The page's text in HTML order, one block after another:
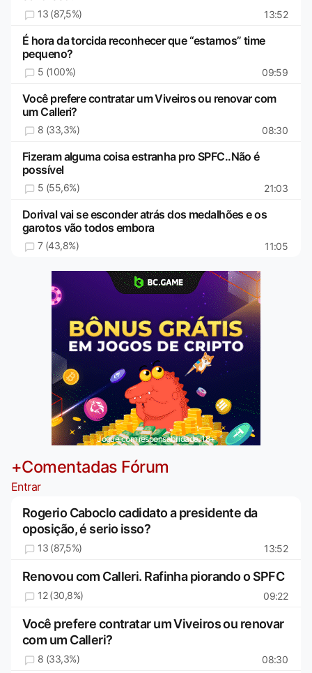
13 (87,5%) 13:52
É hora da torcida reconhecer que “estamos” time
pequeno?
5 (100%) 09:59
Você prefere contratar um Viveiros ou renovar com
um Calleri?
8 (33,3%) 08:30
Fizeram alguma coisa estranha pro SPFC..Não é
possível
5 (55,6%) 21:03
Dorival vai se esconder atrás dos medalhões e os
garotos vão todos embora
7 (43,8%) 11:05
Jogue com responsabilidade. 18+
+Comentadas Fórum
Entrar
Rogerio Caboclo cadidato a presidente da
oposição, é serio isso?
13 (87,5%) 13:52
Renovou com Calleri. Rafinha piorando o SPFC
12 (30,8%) 09:22
Você prefere contratar um Viveiros ou renovar
com um Calleri?
8 (33,3%) 08:30